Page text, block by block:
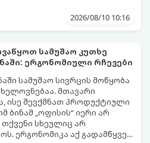
ასახელებენ მთავარ მიზეზს,
მოსაგვარებლად:
2026/08/10 10:16
სამუშაო კუთხე
ერგონომიული რჩევები
სამუშაო სივრცის მოწყობა
მთავარი
ისე შევქმნათ პროდუქტიული
ბინამ „ოფისის“ იერი არ
სხეულიც არ
ერგონომიკა აქ გადამწყვეტ